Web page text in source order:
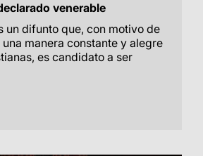
venerable
un difunto que, con motivo de
manera constante y alegre
es candidato a ser